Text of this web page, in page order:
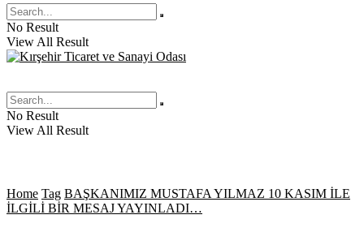
No Result
View All Result
No Result
View All Result
Home Tag BAŞKANIMIZ MUSTAFA YILMAZ 10 KASIM İLE
İLGİLİ BİR MESAJ YAYINLADI…